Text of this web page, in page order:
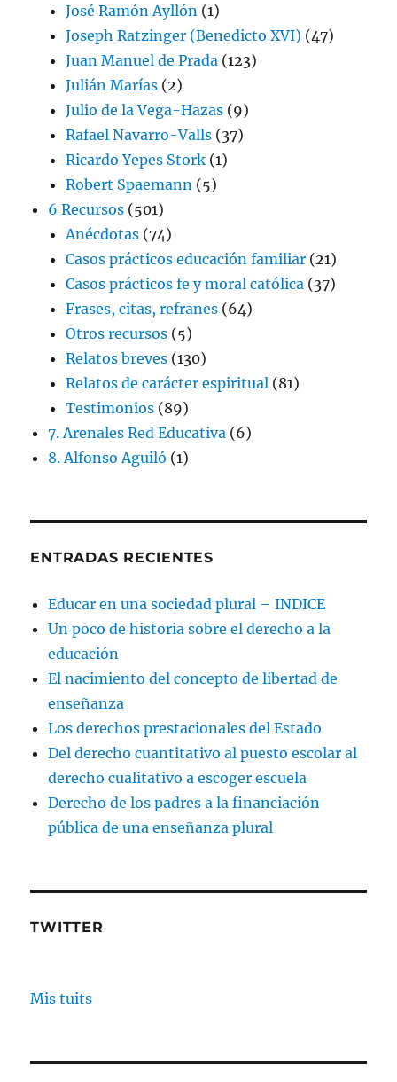
José Ramón Ayllón (1)
Joseph Ratzinger (Benedicto XVI) (47)
Juan Manuel de Prada (123)
Julián Marías (2)
Julio de la Vega-Hazas (9)
Rafael Navarro-Valls (37)
Ricardo Yepes Stork (1)
Robert Spaemann (5)
6 Recursos (501)
Anécdotas (74)
Casos prácticos educación familiar (21)
Casos prácticos fe y moral católica (37)
Frases, citas, refranes (64)
Otros recursos (5)
Relatos breves (130)
Relatos de carácter espiritual (81)
Testimonios (89)
7. Arenales Red Educativa (6)
8. Alfonso Aguiló (1)
ENTRADAS RECIENTES
Educar en una sociedad plural – INDICE
Un poco de historia sobre el derecho a la
educación
El nacimiento del concepto de libertad de
enseñanza
Los derechos prestacionales del Estado
Del derecho cuantitativo al puesto escolar al
derecho cualitativo a escoger escuela
Derecho de los padres a la financiación
pública de una enseñanza plural
TWITTER
Mis tuits